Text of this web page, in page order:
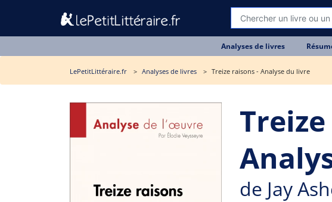
Analyses de livres
LePetitLittéraire.fr Analyses de livres Treize raisons - Analyse du livre
de Jay